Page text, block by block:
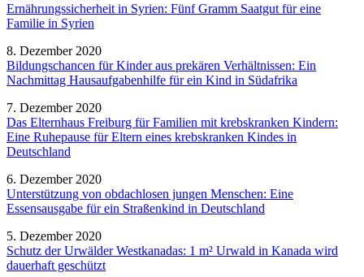
Ernährungssicherheit in Syrien: Fünf Gramm Saatgut für eine
Familie in Syrien
8. Dezember 2020
Bildungschancen für Kinder aus prekären Verhältnissen: Ein
Nachmittag Hausaufgabenhilfe für ein Kind in Südafrika
7. Dezember 2020
Das Elternhaus Freiburg für Familien mit krebskranken Kindern:
Eine Ruhepause für Eltern eines krebskranken Kindes in
Deutschland
6. Dezember 2020
Unterstützung von obdachlosen jungen Menschen: Eine
Essensausgabe für ein Straßenkind in Deutschland
5. Dezember 2020
Schutz der Urwälder Westkanadas: 1 m² Urwald in Kanada wird
dauerhaft geschützt